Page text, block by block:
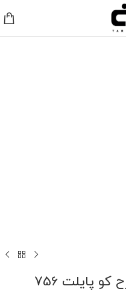
پایلت 756